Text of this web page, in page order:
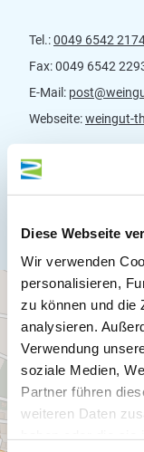
Diese Webseite
Wir verwenden
personalisieren,
zu können und die
analysieren.
Verwendung
soziale Medien,
Partner führen
weiteren Daten
Tel.:0049 6542
Fax:0049 6542
E-Mail:
Webseite:weingut-